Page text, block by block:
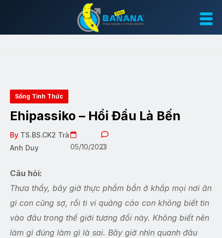
Sống Tỉnh Thức
Ehipassiko – Hồi Đầu Là Bến
By TS.BS.CK2 Trà
Anh Duy
05/10/2023
0
Câu hỏi:
Thưa thầy, bây giờ thực phẩm bẩn ở khắp mọi nơi ăn
gì con cũng sợ, rồi ti vi quảng cáo con không biết tin
vào đâu trong thế giới tương đối này. Không biết nên
làm gì đúng làm gì là sai. Bây giờ nhìn quanh đâu